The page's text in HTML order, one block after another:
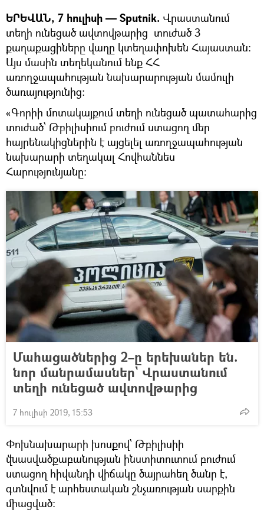
ԵՐԵՎԱՆ, 7 հուլիսի — Sputnik. Վրաստանում
տեղի ունեցած ավտովթարից տուժած 3
քաղաքացիները վաղը կտեղափոխեն Հայաստան։
Այս մասին տեղեկանում ենք ՀՀ
առողջապահության նախարարության մամուլի
ծառայությունից։
«Գորիի մոտակայքում տեղի ունեցած պատահարից
տուժած՝ Թբիլիսիում բուժում ստացող մեր
հայրենակիցներին է այցելել առողջապահության
նախարարի տեղակալ Հովհաննես
Հարությունյանը:
Մահացածներից 2–ը երեխաներ են.
նոր մանրամասներ` Վրաստանում
տեղի ունեցած ավտովթարից
7 հուլիսի 2019, 15:53
Փոխնախարարի խոսքով՝ Թբիլիսիի
վնասվածքաբանության ինստիտուտում բուժում
ստացող հիվանդի վիճակը ծայրահեղ ծանր է,
գտնվում է արհեստական շնչառության սարքին
միացված: